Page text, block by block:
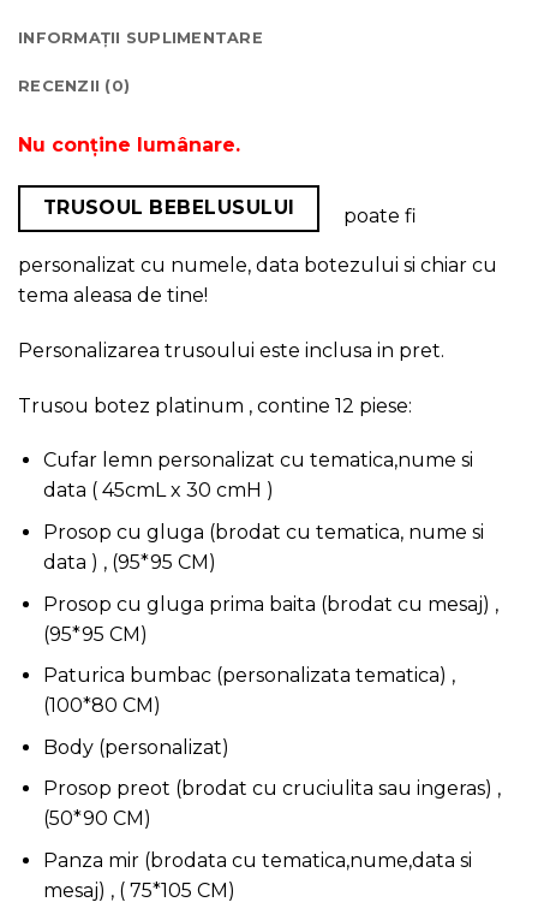
INFORMAȚII SUPLIMENTARE
RECENZII (0)
Nu conține lumânare.
TRUSOUL BEBELUSULUI poate fi
personalizat cu numele, data botezului si chiar cu
tema aleasa de tine!
Personalizarea trusoului este inclusa in pret.
Trusou botez platinum , contine 12 piese:
Cufar lemn personalizat cu tematica,nume si
data ( 45cmL x 30 cmH )
Prosop cu gluga (brodat cu tematica, nume si
data ) , (95*95 CM)
Prosop cu gluga prima baita (brodat cu mesaj) ,
(95*95 CM)
Paturica bumbac (personalizata tematica) ,
(100*80 CM)
Body (personalizat)
Prosop preot (brodat cu cruciulita sau ingeras) ,
(50*90 CM)
Panza mir (brodata cu tematica,nume,data si
mesaj) , ( 75*105 CM)